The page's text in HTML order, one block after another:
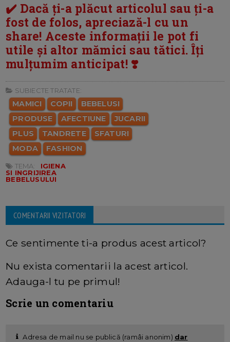
✔️ Dacă ți-a plăcut articolul sau ți-a
fost de folos, apreciază-l cu un
share! Aceste informații le pot fi
utile și altor mămici sau tătici. Îți
mulțumim anticipat! ❣️
SUBIECTE TRATATE:
MAMICI COPII
BEBELUSI
PRODUSE
AFECTIUNE
JUCARII
PLUS
TANDRETE
SFATURI
MODA
FASHION
TEMA:
IGIENA
SI INGRIJIREA
BEBELUSULUI
COMENTARII VIZITATORI
Ce sentimente ti-a produs acest articol?
Nu exista comentarii la acest articol.
Adauga-l tu pe primul!
Scrie un comentariu
Adresa de mail nu se publică (ramâi anonim) dar